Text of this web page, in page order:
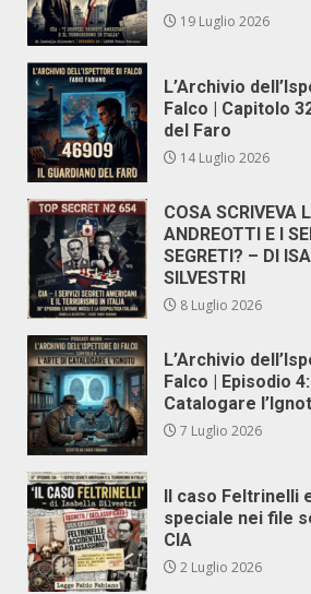
19 Luglio 2026
L’Archivio
Falco | Capitolo
del Faro
14 Luglio 2026
COSA SCRIVEVA
ANDREOTTI E I
SEGRETI? – DI
SILVESTRI
8 Luglio 2026
L’Archivio
Falco | Episodio
Catalogare
7 Luglio 2026
Il caso Feltrinelli
speciale nei file
CIA
2 Luglio 2026